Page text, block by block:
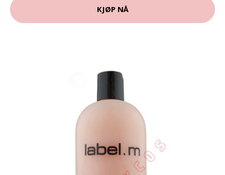
KJØP NÅ